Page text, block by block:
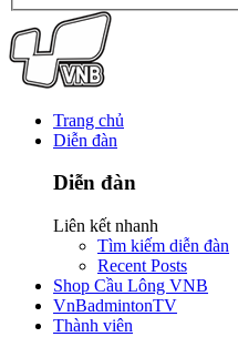
Trang chủ
Diễn đàn
Diễn đàn
Liên kết nhanh
Tìm kiếm diễn đàn
Recent Posts
Shop Cầu Lông VNB
VnBadmintonTV
Thành viên